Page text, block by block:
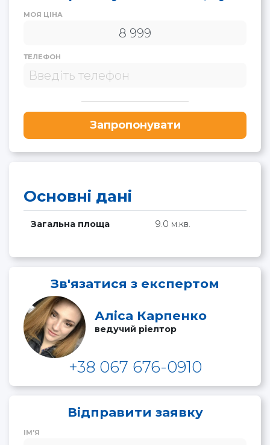
МОЯ ЦІНА
ТЕЛЕФОН
Запропонувати
Основні дані
Загальна площа 9.0 м.кв.
Зв'язатися з експертом
Аліса Карпенко
ведучий ріелтор
+38 067 676-0910
Відправити заявку
ІМ'Я